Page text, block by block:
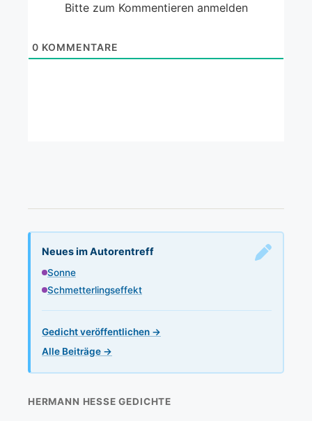
Bitte zum Kommentieren anmelden
0 KOMMENTARE
Neues im Autorentreff
Sonne
Schmetterlingseffekt
Gedicht veröffentlichen →
Alle Beiträge →
HERMANN HESSE GEDICHTE